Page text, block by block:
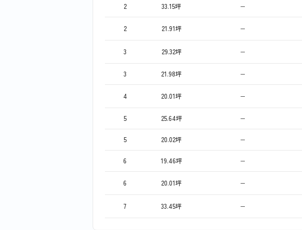
2 33.15坪 −
2 21.91坪 −
3 29.32坪 −
3 21.98坪 −
4 20.01坪 −
5 25.64坪 −
5 20.02坪 −
6 19.46坪 −
6 20.01坪 −
7 33.45坪 −